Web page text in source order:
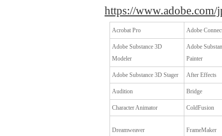
https://www.adobe.com/
Acrobat Pro Adobe
Adobe Substance 3D
Modeler
Adobe
Painter
Adobe Substance 3D Stager After Effects
Audition Bridge
Character Animator ColdFusion
Dreamweaver FrameMaker